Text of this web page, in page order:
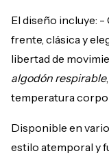
El diseño incluye: -
frente, clásica y
libertad de
algodón respirable
temperatura
Disponible en
estilo atemporal y